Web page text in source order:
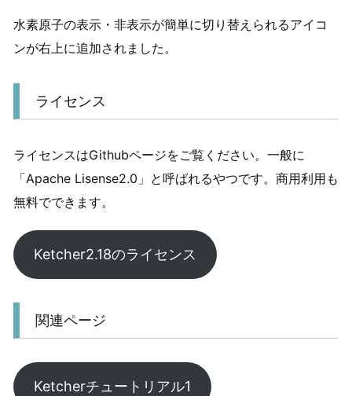
水素原子の表示・非表示が簡単に切り替えられるアイコ
ンが右上に追加されました。
ライセンス
ライセンスはGithubページをご覧ください。一般に
「Apache Lisense2.0」と呼ばれるやつです。商用利用も
無料でできます。
Ketcher2.18のライセンス
関連ページ
Ketcherチュートリアル1